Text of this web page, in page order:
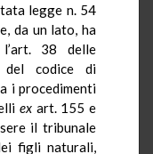
legge n. 54
da un lato, ha
l’art. 38 delle
del codice di
i procedimenti
ex art. 155 e
il tribunale
figli naturali,